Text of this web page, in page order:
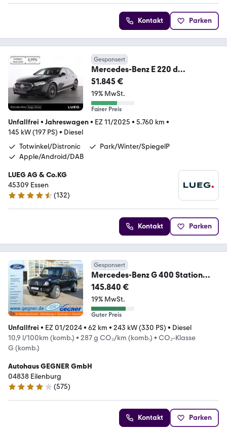
Kontakt Parken
Gesponsert
Mercedes-Benz E 220 d
AMG+MBUX+LED-
HP+Pano+Night+KeylGo+Kamera
51.845 €
19% MwSt.
Fairer Preis
Unfallfrei • Jahreswagen• EZ 11/2025 • 5.760 km •
145 kW (197 PS) • Diesel
Totwinkel/Distronic
Park/Winter/SpiegelP
Apple/Android/DAB
LUEG AG & Co.KG
45309 Essen
4.4 Sterne
(132)
Kontakt Parken
Gesponsert
Mercedes-Benz G 400 Station
330PS 9G-TRONIC Exclusive AMG
145.840 €
19% MwSt.
Guter Preis
Unfallfrei • EZ 01/2024• 62 km • 243 kW (330 PS) • Diesel
10,9 l/100km (komb.) • 287 g CO₂/km (komb.) • CO₂-Klasse
G (komb.)
Autohaus GEGNER GmbH
04838 Eilenburg
4.2 Sterne
(575)
Kontakt Parken